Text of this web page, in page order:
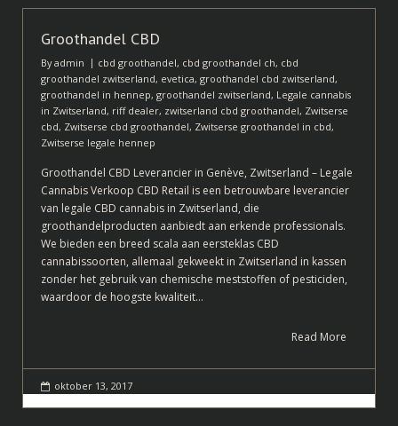
Groothandel CBD
Byadmin cbd groothandel, cbd groothandel ch, cbd
groothandel zwitserland, evetica, groothandel cbd zwitserland,
groothandel in hennep, groothandel zwitserland, Legale cannabis
in Zwitserland, riff dealer, zwitserland cbd groothandel, Zwitserse
cbd, Zwitserse cbd groothandel, Zwitserse groothandel in cbd,
Zwitserse legale hennep
Groothandel CBD Leverancier in Genève, Zwitserland – Legale
Cannabis Verkoop CBD Retail is een betrouwbare leverancier
van legale CBD cannabis in Zwitserland, die
groothandelproducten aanbiedt aan erkende professionals.
We bieden een breed scala aan eersteklas CBD
cannabissoorten, allemaal gekweekt in Zwitserland in kassen
zonder het gebruik van chemische meststoffen of pesticiden,
waardoor de hoogste kwaliteit…
Read More
oktober 13, 2017